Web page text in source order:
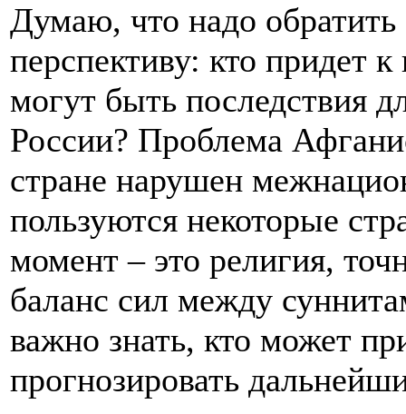
Думаю, что надо
перспективу: кто придет
могут быть последствия
России? Проблема
стране нарушен
пользуются некоторые
момент – это религия,
баланс сил между
важно знать, кто может
прогнозировать